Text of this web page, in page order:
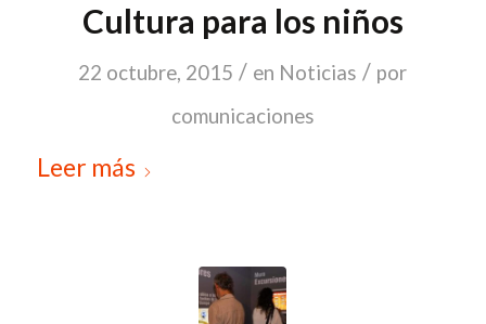
Cultura para los niños
22 octubre, 2015 / en Noticias / por
comunicaciones
Leer más